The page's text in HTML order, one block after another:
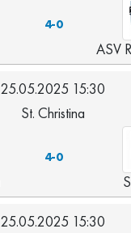
4-0
ASV
25.05.2025 15:30
St. Christina
4-0
25.05.2025 15:30